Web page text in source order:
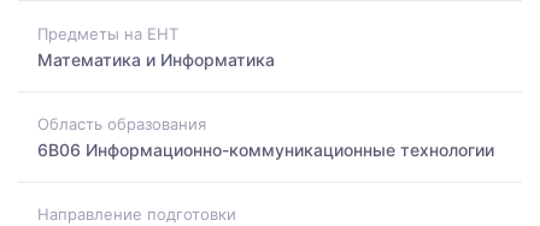
Предметы на ЕНТ
Математика и Информатика
Область образования
6B06 Информационно-коммуникационные технологии
Направление подготовки